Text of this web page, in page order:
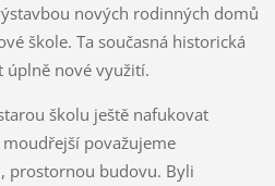
nových rodinných domů
škole. Ta současná historická
úplně nové využití.
školu ještě nafukovat
považujeme
prostornou budovu. Byli